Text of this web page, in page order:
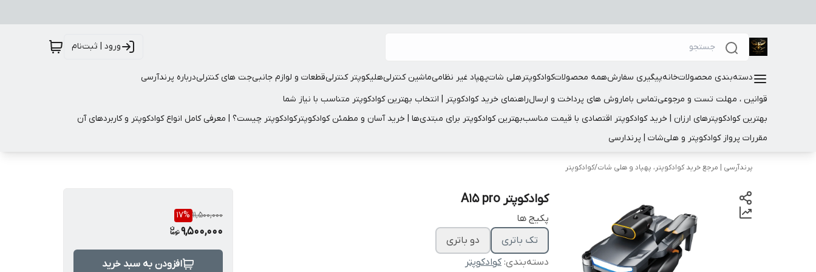
ورود | ثبت‌نام
دسته‌بندی محصولاتخانهپیگیری سفارشهمه محصولاتکوادکوپترهلی شاتپهپاد غیر نظامیماشین کنترلیهلیکوپتر کنترلیقطعات و لوازم جانبیجت های کنترلیدرباره پرندآرسی
قوانین ، مهلت تست و مرجوعیتماس باماروش های پرداخت و ارسالراهنمای خرید کوادکوپتر | انتخاب بهترین کوادکوپتر متناسب با نیاز شما
بهترین کوادکوپترهای ارزان | خرید کوادکوپتر اقتصادی با قیمت مناسببهترین کوادکوپتر برای مبتدی‌ها | خرید آسان و مطمئن کوادکوپترکوادکوپتر چیست؟ | معرفی کامل انواع کوادکوپتر و کاربردهای آن
مقررات پرواز کوادکوپتر و هلی‌شات | پرندارسی
پرندآرسی | مرجع خرید کوادکوپتر، پهپاد و هلی شات/کوادکوپتر
کوادکوپتر A15 pro
پکیج ها
تک باتری
دو باتری
دسته‌بندی: کوادکوپتر
11,500,000
17%
9,500,000
افزودن به سبد خرید